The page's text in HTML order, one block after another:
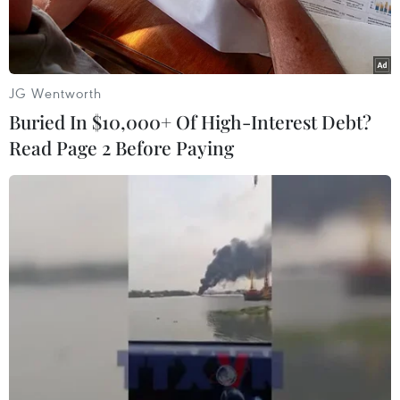
Quang cảnh một phiên họp Quốc hội Mỹ ở Washington, DC.
(Ảnh: AFP/TTXVN)
Ngày 13/2, Thượng viện Mỹ do đảng Dân chủ
kiểm soát đã thông qua dự luật về gói viện trợ,
trong đó có hơn 60 tỷ USD cho Ukraine.
JG Wentworth
Buried In $10,000+ Of High-Interest Debt?
Read Page 2 Before Paying